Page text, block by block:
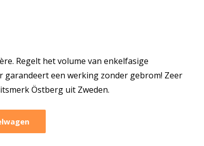
Regelt het volume van enkelfasige
een werking zonder gebrom! Zeer
Östberg uit Zweden.